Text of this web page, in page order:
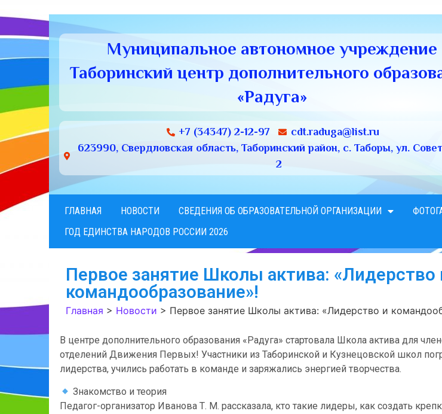
Муниципальное автономное учреждение
Таборинский центр дополнительного
«Радуга»
+7 (34347) 2-12-97
cdt.raduga@list.ru
623990, Свердловская область, Таборинский район, с. Таборы, ул.
2
ГЛАВНАЯ НОВОСТИ СВЕДЕНИЯ ОБ ОБРАЗОВАТЕЛЬНОЙ ОРГАНИЗАЦИИ
ГОД ЕДИНСТВА НАРОДОВ РОССИИ 2026
Первое занятие Школы актива: «Лидерство
командообразование»!
Главная > Новости > Первое занятие Школы актива: «Лидерство и
В центре дополнительного образования «Радуга» стартовала Школа актива для
отделений Движения Первых! Участники из Таборинской и Кузнецовской школ
лидерства, учились работать в команде и заряжались энергией творчества.
Знакомство и теория
Педагог-организатор Иванова Т. М. рассказала, кто такие лидеры, как создать